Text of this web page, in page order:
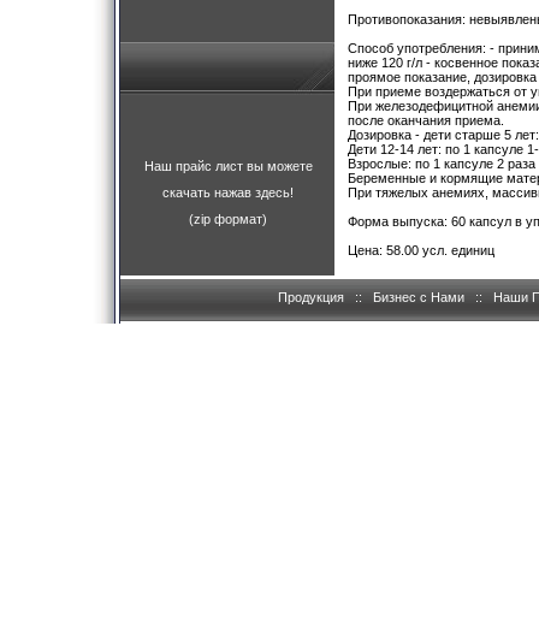
Наш прайс лист вы можете
скачать нажав здесь!
(zip формат)
Противопоказания:
Способ употребления: -
ниже 120 г/л - косвенное
проямое показание,
При приеме воздержаться от
При железодефицитной
после оканчания приема.
Дозировка - дети старше 5
Дети 12-14 лет: по 1 капсуле
Взрослые: по 1 капсуле 2 раза
Беременные и кормящие
При тяжелых анемиях,
Форма выпуска: 60 капсул в
Цена: 58.00 усл. единиц
Продукция :: Бизнес с Нами :: Наши